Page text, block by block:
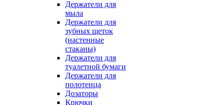
Держатели для
мыла
Держатели для
зубных щеток
(настенные
стаканы)
Держатели для
туалетной бумаги
Держатели для
полотенца
Дозаторы
Крючки